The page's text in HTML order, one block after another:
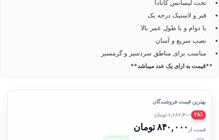
تحت لیسانس کانادا
فنر و لاستیک درجه یک
با دوام و با طول عمر بالا
نصب سریع و آسان
مناسب برای مناطق سردسیر و گرمسیر
**قیمت به ازای یک عدد میباشد**
بهترین قیمت فروشندگان
۲۸٪ ۱,۱۶۶,۳۰۰ تومان
قیمت از ۸۴۰,۰۰۰ تومان